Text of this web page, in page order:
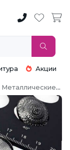
Акции
Металлические пуговицы